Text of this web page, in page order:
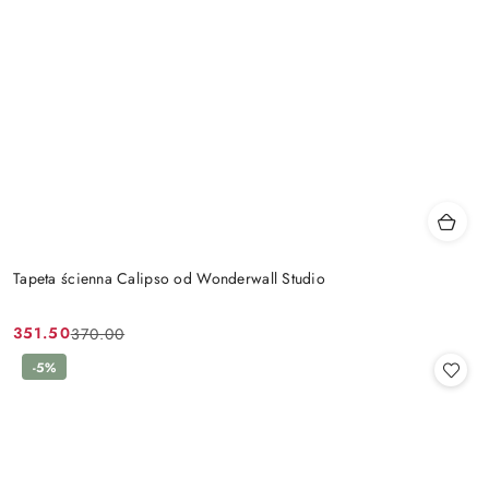
Tapeta ścienna Calipso od Wonderwall Studio
Cena
promocyjna:
351.50
Cena
przed
370.00
-5%